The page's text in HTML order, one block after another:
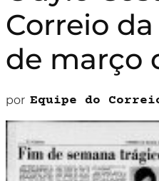
Correio
de março
por Equipe do